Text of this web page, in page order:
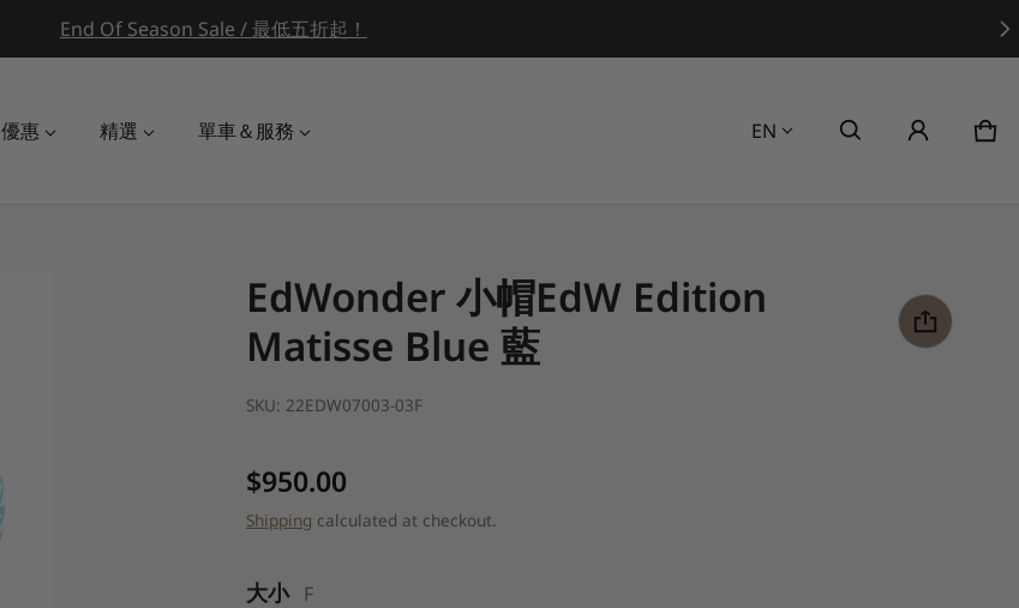
End Of Season Sale / 最低五折起！
優惠 精選 單車＆服務 Language
EN 0
EdWonder 小帽EdW Edition
Matisse Blue 藍
SKU: 22EDW07003-03F
Regular price
$950.00
Shipping calculated at checkout.
大小 F